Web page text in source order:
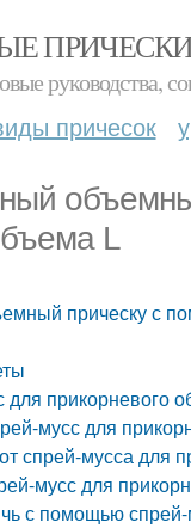
руководства,
причесок
L
прическу с
прикорневого
мусс для
спрей-мусса для
мусс для
с помощью